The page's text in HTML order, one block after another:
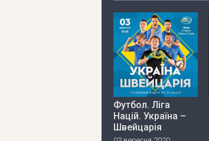
Футбол. Ліга
Націй. Україна –
Швейцарія